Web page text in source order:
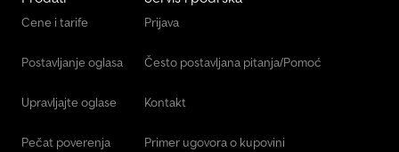
Cene i tarife
Postavljanje oglasa
Upravljajte oglase
Pečat poverenja
Prijava
Često postavljana pitanja/Pomoć
Kontakt
Primer ugovora o kupovini